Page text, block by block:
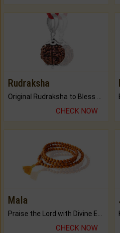
Rudraksha
CHECK NOW
Mala
CHECK NOW